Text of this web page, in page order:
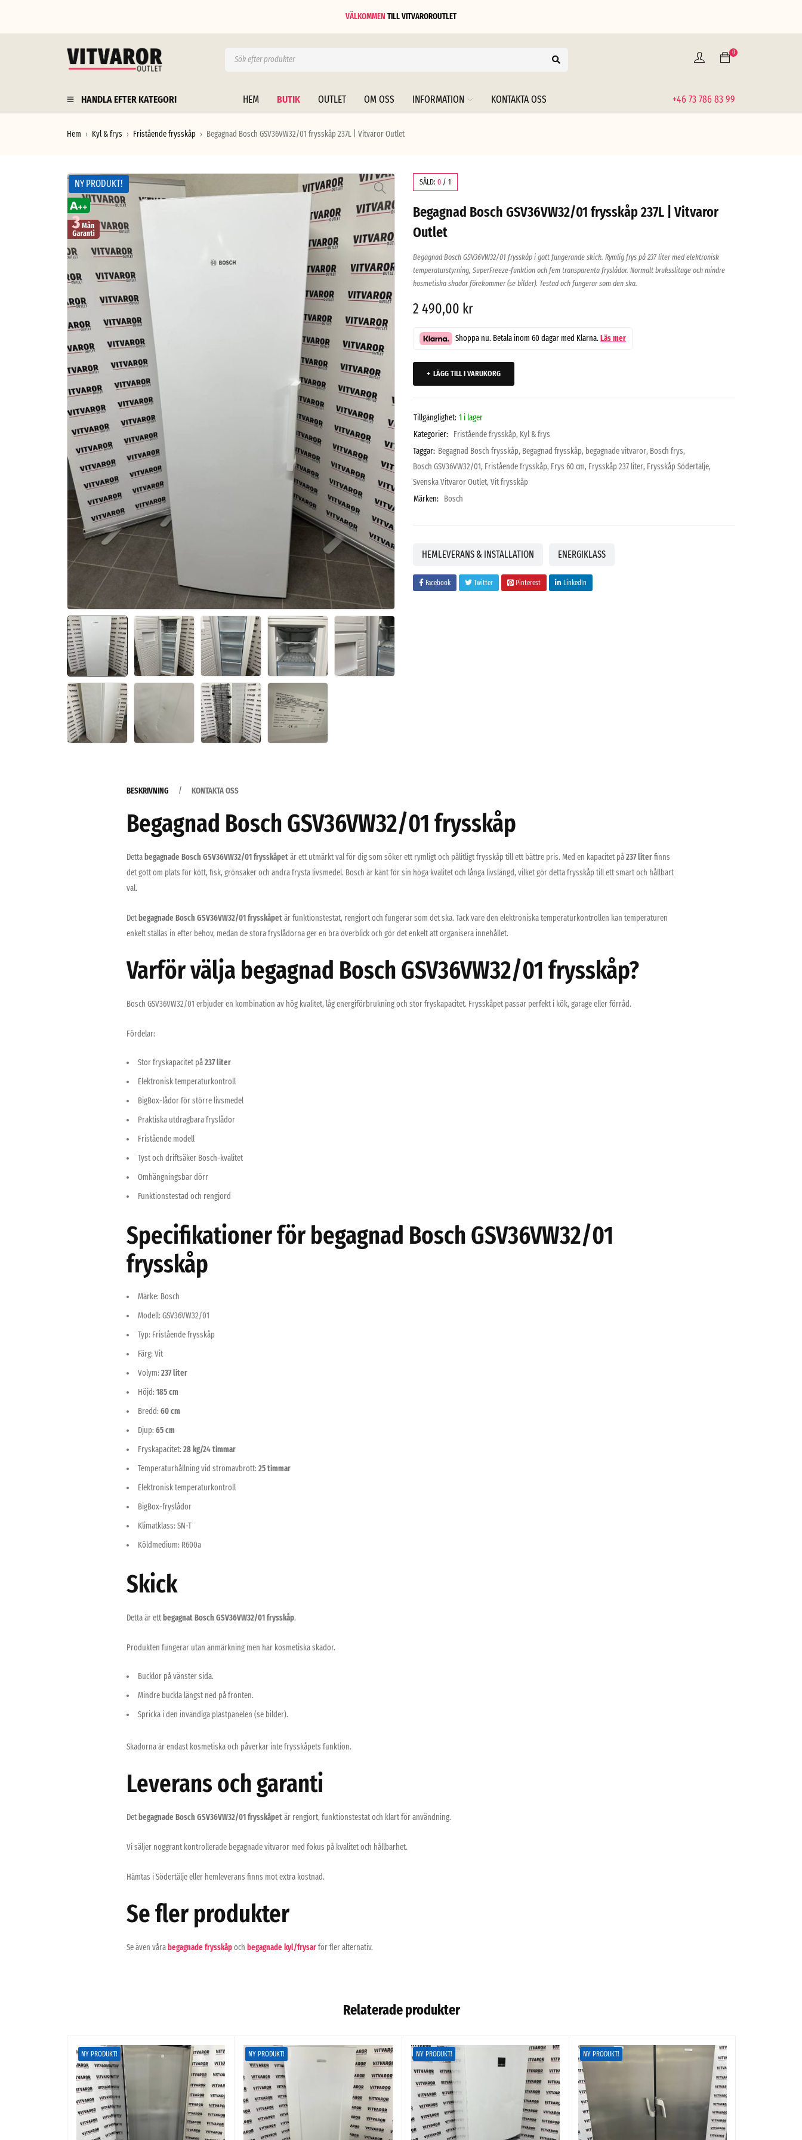
VÄLKOMMEN TILLVITVAROROUTLET
0
HANDLA EFTER KATEGORI HEM BUTIK OUTLET OM OSS INFORMATION KONTAKTA OSS +46 73 786 83 99
Hem › Kyl & frys › Fristående frysskåp › Begagnad Bosch GSV36VW32/01 frysskåp 237L | Vitvaror Outlet
NY PRODUKT! SÅLD: 0 / 1
Begagnad Bosch GSV36VW32/01 frysskåp 237L | Vitvaror
Outlet
Begagnad Bosch GSV36VW32/01 frysskåp i gott fungerande skick. Rymlig frys på 237 liter med elektronisk
temperaturstyrning, SuperFreeze-funktion och fem transparenta fryslådor. Normalt bruksslitage och mindre
kosmetiska skador förekommer (se bilder). Testad och fungerar som den ska.
2 490,00 kr
Shoppa nu. Betala inom 60 dagar med Klarna.Läs mer
LÄGG TILL I VARUKORG
Tillgänglighet: 1 i lager
Kategorier: Fristående frysskåp, Kyl & frys
Taggar: Begagnad Bosch frysskåp, Begagnad frysskåp, begagnade vitvaror, Bosch frys,
Bosch GSV36VW32/01, Fristående frysskåp, Frys 60 cm, Frysskåp 237 liter, Frysskåp Södertälje,
Svenska Vitvaror Outlet, Vit frysskåp
Märken: Bosch
HEMLEVERANS & INSTALLATION ENERGIKLASS
Facebook Twitter Pinterest LinkedIn
BESKRIVNING KONTAKTA OSS
Begagnad Bosch GSV36VW32/01 frysskåp
Detta begagnade Bosch GSV36VW32/01 frysskåpetär ett utmärkt val för dig som söker ett rymligt och pålitligt frysskåp till ett bättre pris. Med en kapacitet på237 literfinns
det gott om plats för kött, fisk, grönsaker och andra frysta livsmedel. Bosch är känt för sin höga kvalitet och långa livslängd, vilket gör detta frysskåp till ett smart och hållbart
val.
Det begagnade Bosch GSV36VW32/01 frysskåpetär funktionstestat, rengjort och fungerar som det ska. Tack vare den elektroniska temperaturkontrollen kan temperaturen
enkelt ställas in efter behov, medan de stora fryslådorna ger en bra överblick och gör det enkelt att organisera innehållet.
Varför välja begagnad Bosch GSV36VW32/01 frysskåp?
Bosch GSV36VW32/01 erbjuder en kombination av hög kvalitet, låg energiförbrukning och stor fryskapacitet. Frysskåpet passar perfekt i kök, garage eller förråd.
Fördelar:
Stor fryskapacitet på237 liter
Elektronisk temperaturkontroll
BigBox-lådor för större livsmedel
Praktiska utdragbara fryslådor
Fristående modell
Tyst och driftsäker Bosch-kvalitet
Omhängningsbar dörr
Funktionstestad och rengjord
Specifikationer för begagnad Bosch GSV36VW32/01
frysskåp
Märke: Bosch
Modell: GSV36VW32/01
Typ: Fristående frysskåp
Färg: Vit
Volym:237 liter
Höjd:185 cm
Bredd:60 cm
Djup:65 cm
Fryskapacitet:28 kg/24 timmar
Temperaturhållning vid strömavbrott:25 timmar
Elektronisk temperaturkontroll
BigBox-fryslådor
Klimatklass: SN-T
Köldmedium: R600a
Skick
Detta är ett begagnat Bosch GSV36VW32/01 frysskåp.
Produkten fungerar utan anmärkning men har kosmetiska skador.
Bucklor på vänster sida.
Mindre buckla längst ned på fronten.
Spricka i den invändiga plastpanelen (se bilder).
Skadorna är endast kosmetiska och påverkar inte frysskåpets funktion.
Leverans och garanti
Det begagnade Bosch GSV36VW32/01 frysskåpetär rengjort, funktionstestat och klart för användning.
Vi säljer noggrant kontrollerade begagnade vitvaror med fokus på kvalitet och hållbarhet.
Hämtas i Södertälje eller hemleverans finns mot extra kostnad.
Se fler produkter
Se även våra begagnade frysskåpoch begagnade kyl/frysarför fler alternativ.
Relaterade produkter
NY PRODUKT! NY PRODUKT! NY PRODUKT! NY PRODUKT!